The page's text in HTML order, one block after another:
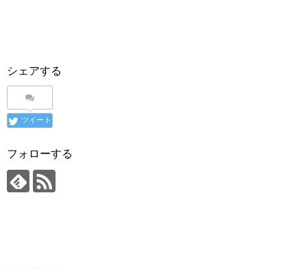
シェアする
ツイート
フォローする